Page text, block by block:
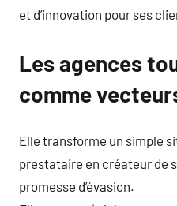
et d’innovation pour ses
Les agences
comme
Elle transforme un simple
prestataire en créateur de
promesse d’évasion.